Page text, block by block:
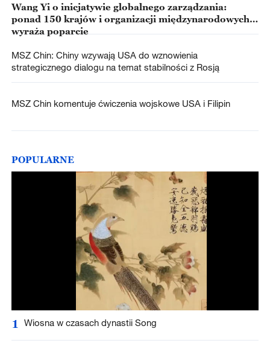
Wang Yi o inicjatywie globalnego zarządzania:
ponad 150 krajów i organizacji międzynarodowych
wyraża poparcie
MSZ Chin: Chiny wzywają USA do wznowienia
strategicznego dialogu na temat stabilności z Rosją
MSZ Chin komentuje ćwiczenia wojskowe USA i Filipin
POPULARNE
1 Wiosna w czasach dynastii Song